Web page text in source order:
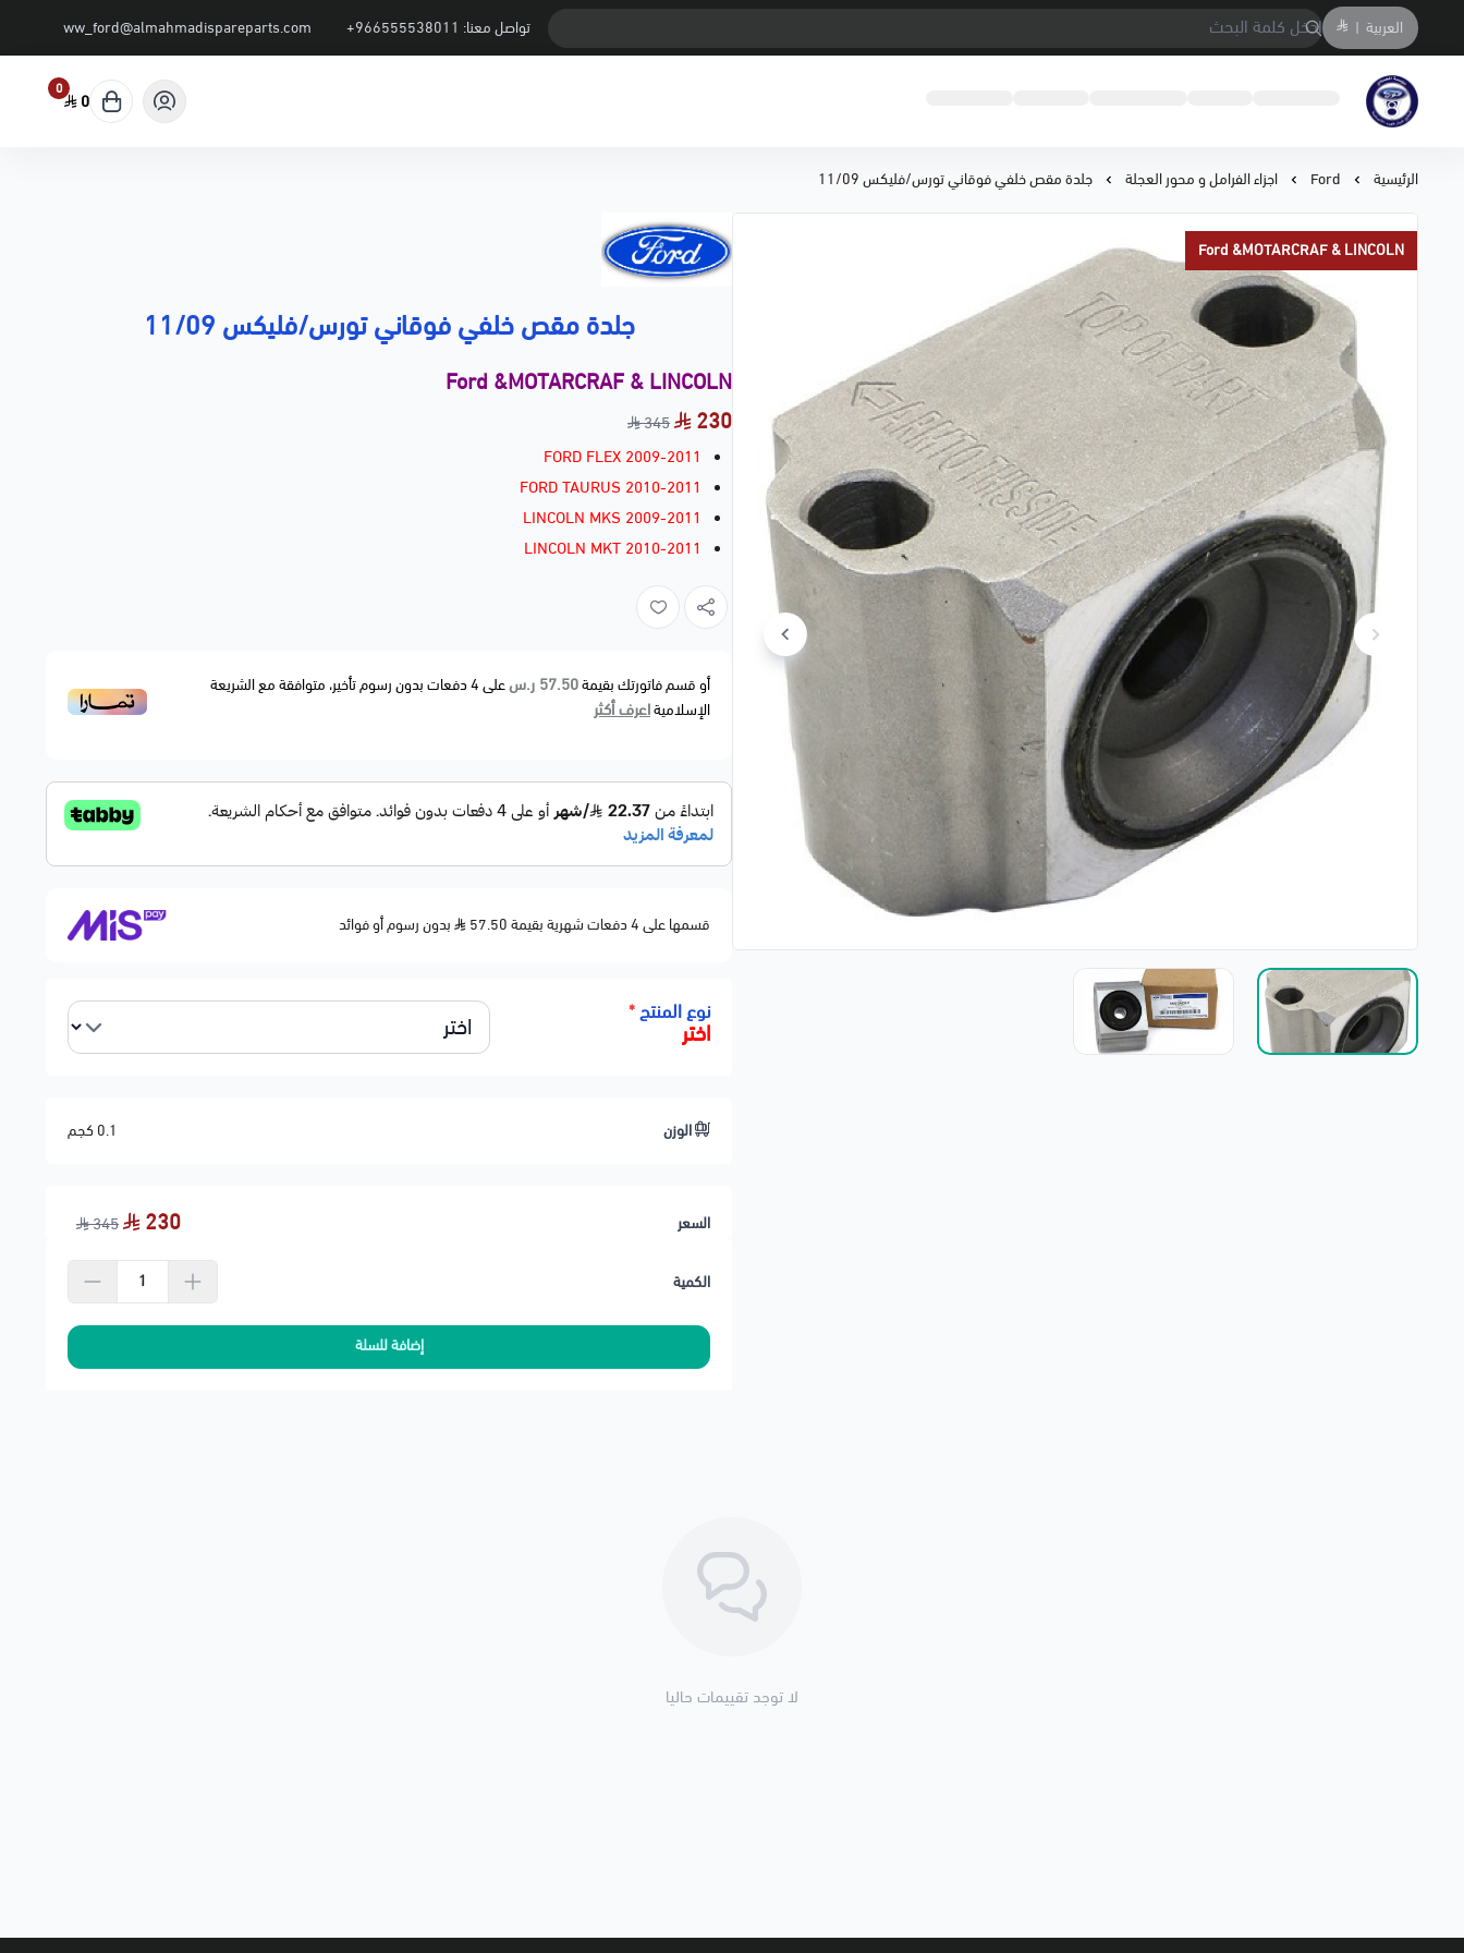
العربية | تواصل معنا: +966555538011
ww_ford@almahmadispareparts.com
متجر المحمادي لقطع السيارات
0
0
الرئيسية Ford اجزاء الفرامل و محور العجلة جلدة مقص خلفي فوقاني تورس/فليكس 11/09
Ford &MOTARCRAF & LINCOLN
جلدة مقص خلفي فوقاني تورس/فليكس 11/09
Ford &MOTARCRAF & LINCOLN
230
345
FORD FLEX 2009-2011
FORD TAURUS 2010-2011
LINCOLN MKS 2009-2011
LINCOLN MKT 2010-2011
أو قسم فاتورتك بقيمة57.50 ر.س على4دفعات بدون رسوم تأخير، متوافقة مع الشريعة
الإسلاميةاعرف أكثر
قسمها على 4 دفعات شهرية بقيمة 57.50 بدون رسوم أو فوائد
نوع المنتج*
اختر
الوزن 0.1 كجم
السعر 230
345
الكمية
إضافة للسلة
لا توجد تقييمات حاليا